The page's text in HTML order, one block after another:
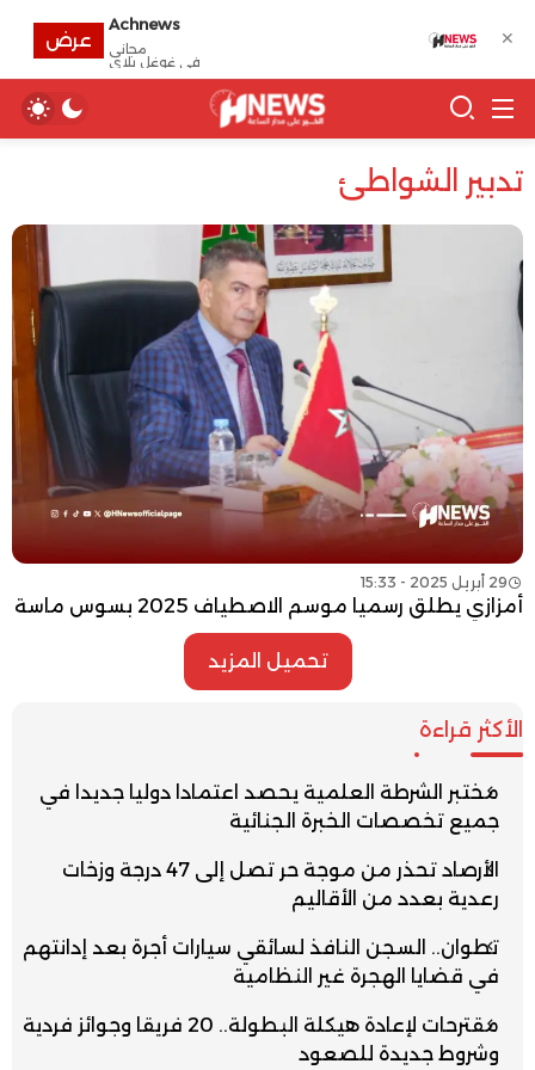
تدبير الشواطئ
29 أبريل 2025 - 15:33
أمزازي يطلق رسميا موسم الاصطياف 2025 بسوس ماسة
تحميل المزيد
الأكثر قراءة
مختبر الشرطة العلمية يحصد اعتمادا دوليا جديدا في
جميع تخصصات الخبرة الجنائية
الأرصاد تحذر من موجة حر تصل إلى 47 درجة وزخات
رعدية بعدد من الأقاليم
تطوان.. السجن النافذ لسائقي سيارات أجرة بعد إدانتهم
في قضايا الهجرة غير النظامية
مقترحات لإعادة هيكلة البطولة.. 20 فريقا وجوائز فردية
وشروط جديدة للصعود
✕
Achnews
مجانى
في غوغل بلاي
عرض